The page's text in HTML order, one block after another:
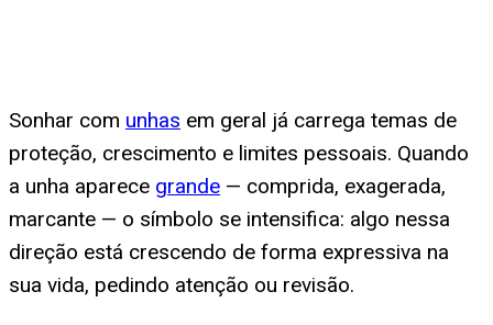
Sonhar com unhas em geral já carrega temas de
proteção, crescimento e limites pessoais. Quando
a unha aparece grande — comprida, exagerada,
marcante — o símbolo se intensifica: algo nessa
direção está crescendo de forma expressiva na
sua vida, pedindo atenção ou revisão.